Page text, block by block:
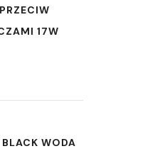
17W
WODA